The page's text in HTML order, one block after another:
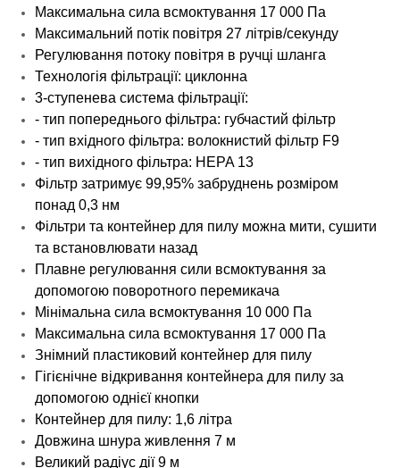
Максимальна сила всмоктування 17 000 Па
Максимальний потік повітря 27 літрів/секунду
Регулювання потоку повітря в ручці шланга
Технологія фільтрації: циклонна
3-ступенева система фільтрації:
- тип попереднього фільтра: губчастий фільтр
- тип вхідного фільтра: волокнистий фільтр F9
- тип вихідного фільтра: HEPA 13
Фільтр затримує 99,95% забруднень розміром
понад 0,3 нм
Фільтри та контейнер для пилу можна мити, сушити
та встановлювати назад
Плавне регулювання сили всмоктування за
допомогою поворотного перемикача
Мінімальна сила всмоктування 10 000 Па
Максимальна сила всмоктування 17 000 Па
Знімний пластиковий контейнер для пилу
Гігієнічне відкривання контейнера для пилу за
допомогою однієї кнопки
Контейнер для пилу: 1,6 літра
Довжина шнура живлення 7 м
Великий радіус дії 9 м